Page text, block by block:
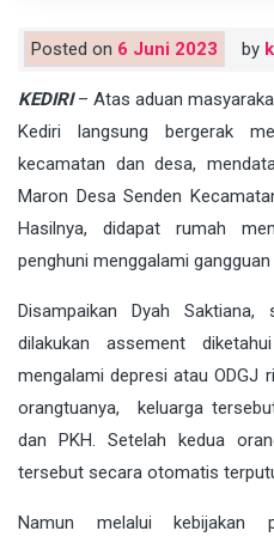
Posted on 6 Juni 2023 by
KEDIRI– Atas aduan
Kediri langsung bergerak
kecamatan dan desa,
Maron Desa Senden
Hasilnya, didapat rumah
penghuni menggalami gangguan
Disampaikan Dyah
dilakukan assement
mengalami depresi atau ODGJ
orangtuanya, keluarga
dan PKH. Setelah kedua
tersebut secara otomatis
Namun melalui kebijakan